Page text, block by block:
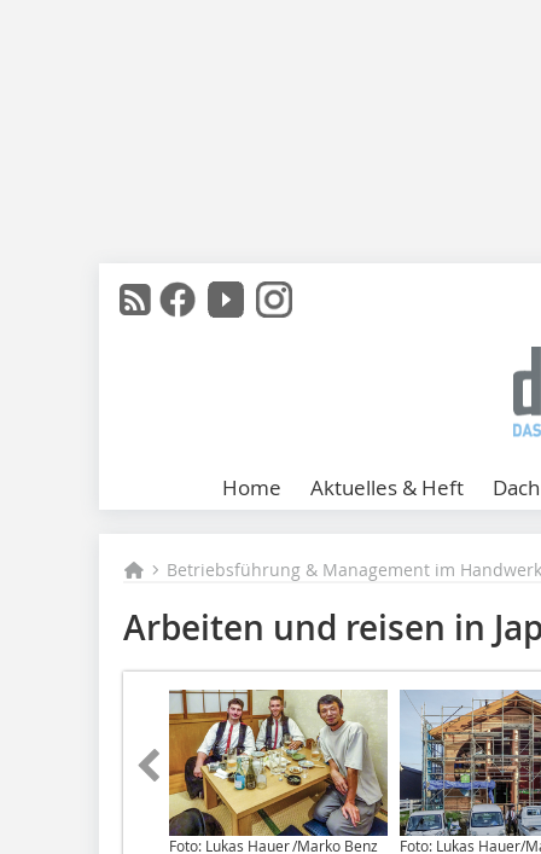
Home Aktuelles & Heft Dach
Betriebsführung & Management im
Arbeiten und reisen in
Foto: Lukas Hauer /Marko Benz Foto: Lukas Hauer/